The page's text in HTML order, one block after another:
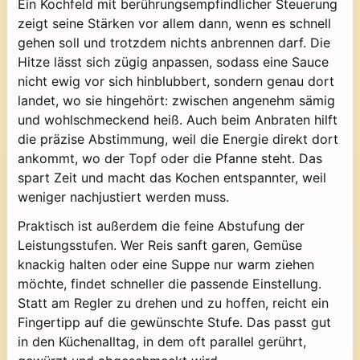
Ein Kochfeld mit berührungsempfindlicher Steuerung
zeigt seine Stärken vor allem dann, wenn es schnell
gehen soll und trotzdem nichts anbrennen darf. Die
Hitze lässt sich zügig anpassen, sodass eine Sauce
nicht ewig vor sich hinblubbert, sondern genau dort
landet, wo sie hingehört: zwischen angenehm sämig
und wohlschmeckend heiß. Auch beim Anbraten hilft
die präzise Abstimmung, weil die Energie direkt dort
ankommt, wo der Topf oder die Pfanne steht. Das
spart Zeit und macht das Kochen entspannter, weil
weniger nachjustiert werden muss.
Praktisch ist außerdem die feine Abstufung der
Leistungsstufen. Wer Reis sanft garen, Gemüse
knackig halten oder eine Suppe nur warm ziehen
möchte, findet schneller die passende Einstellung.
Statt am Regler zu drehen und zu hoffen, reicht ein
Fingertipp auf die gewünschte Stufe. Das passt gut
in den Küchenalltag, in dem oft parallel gerührt,